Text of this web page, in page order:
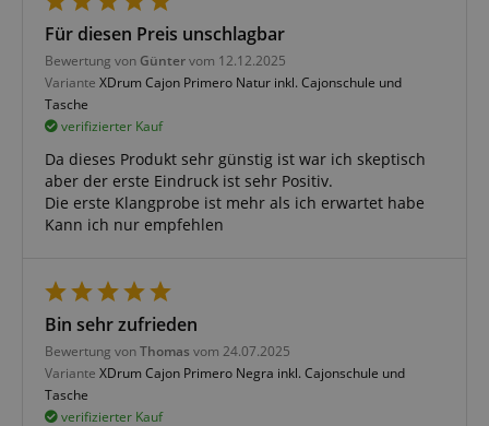
Für diesen Preis unschlagbar
Bewertung von Güntervom 12.12.2025
Variante XDrum Cajon Primero Natur inkl. Cajonschule und
Tasche
verifizierter Kauf
Da dieses Produkt sehr günstig ist war ich skeptisch
aber der erste Eindruck ist sehr Positiv.
Die erste Klangprobe ist mehr als ich erwartet habe
Kann ich nur empfehlen
Bin sehr zufrieden
Bewertung vonThomas vom 24.07.2025
Variante XDrum Cajon Primero Negra inkl. Cajonschule und
Tasche
verifizierter Kauf
session-id-apay
Google-
Datenschutzerklärung